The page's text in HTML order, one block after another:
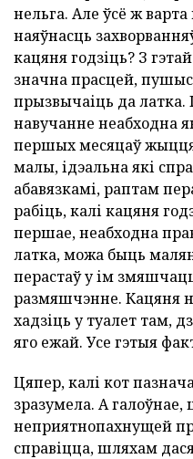
нельга. Але ўсё ж
наяўнасць
кацяня годзіць? З
значна прасцей,
прызвычаіць да латка.
навучанне неабходна
першых месяцаў
малы, ідэальна які
абавязкамі, раптам
рабіць, калі кацяня
першае, неабходна
латка, можа быць
перастаў у ім
размяшчэнне. Кацяня
хадзіць у туалет там,
яго ежай. Усе гэтыя
Цяпер, калі кот
зразумела. А галоўнае,
неприятнопахнущей
справіцца, шляхам